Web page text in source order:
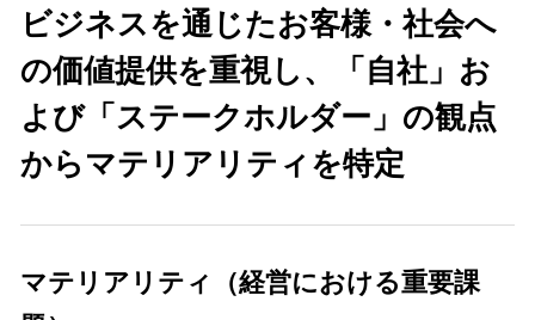
ビジネスを通じたお客様・社会へ
の価値提供を重視し、「自社」お
よび「ステークホルダー」の観点
からマテリアリティを特定
マテリアリティ（経営における重要課